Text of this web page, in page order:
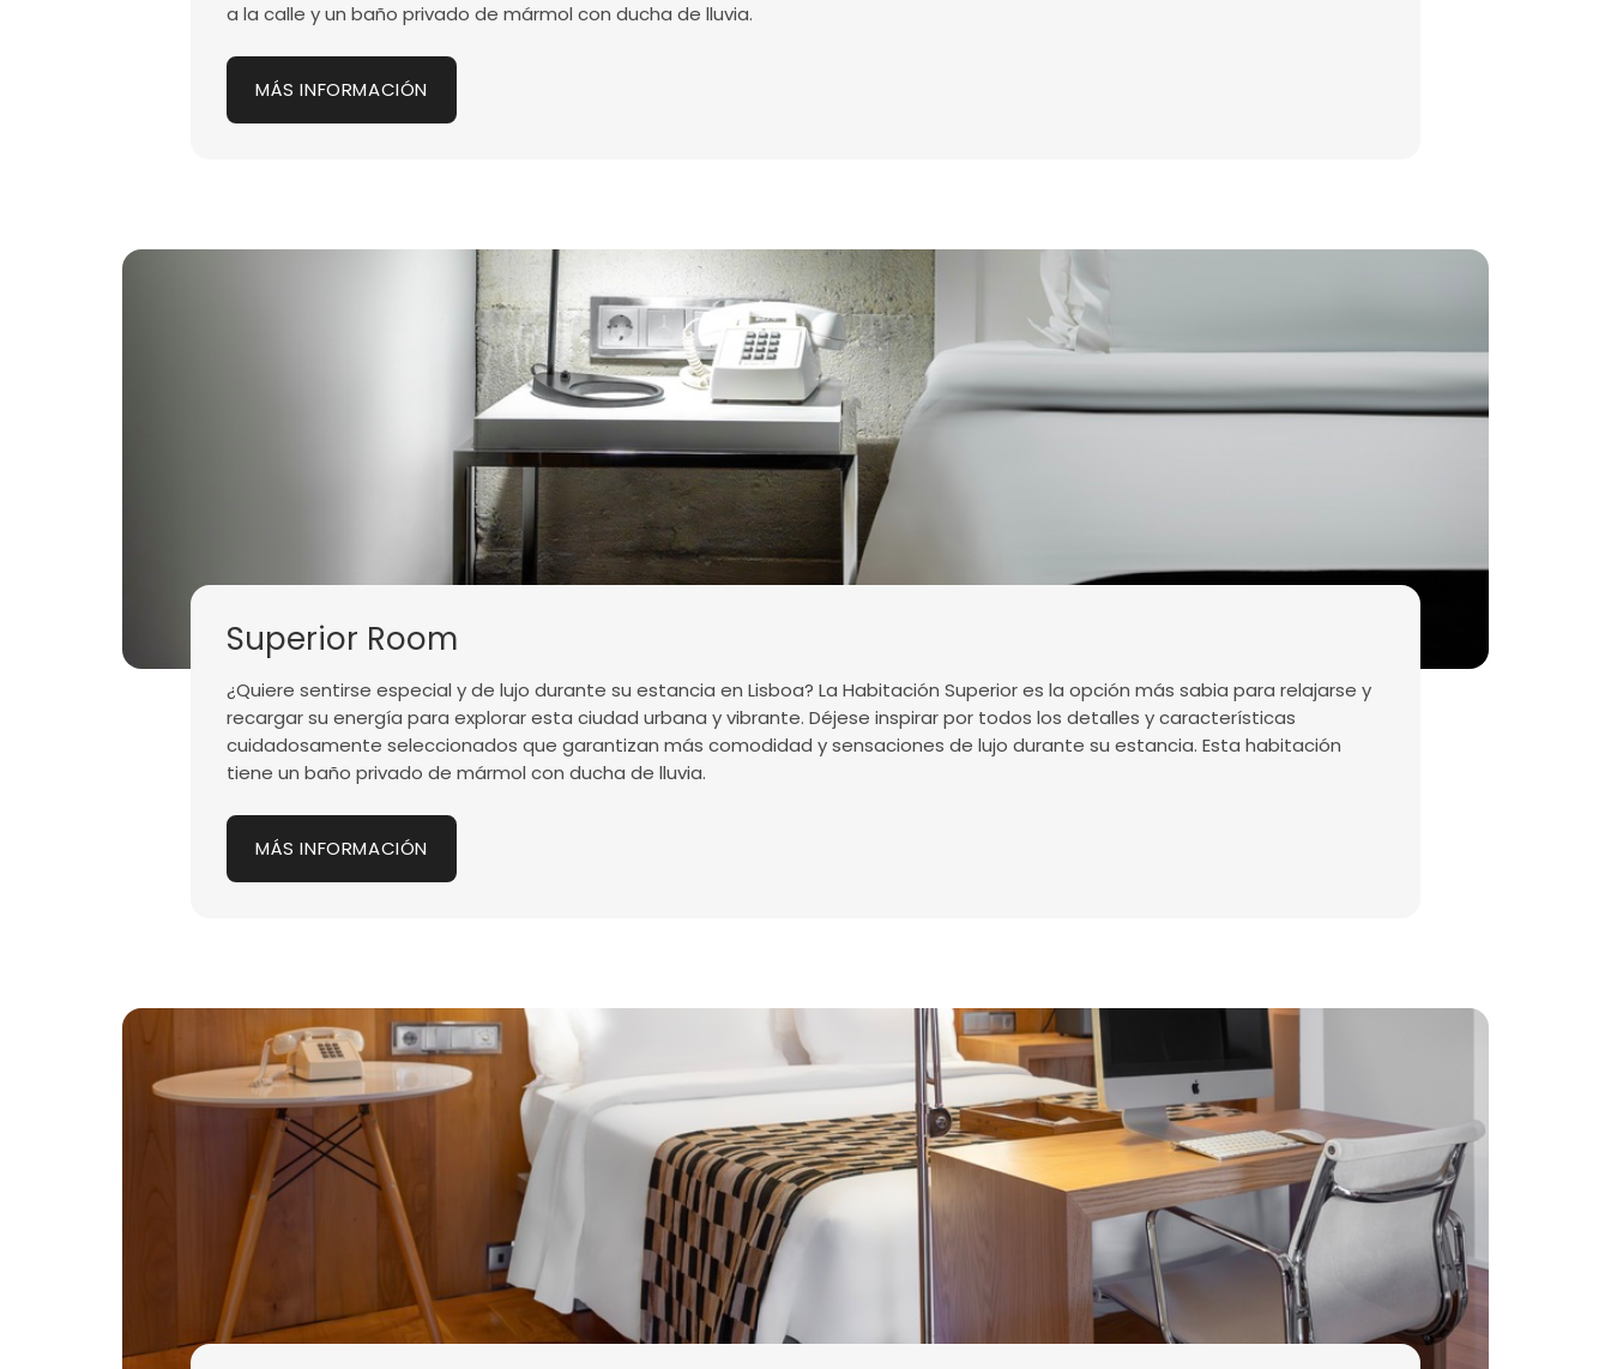
a la calle y un baño privado de mármol con ducha de lluvia.
MÁS INFORMACIÓN
Superior Room
¿Quiere sentirse especial y de lujo durante su estancia en Lisboa? La Habitación Superior es la opción más sabia para relajarse y
recargar su energía para explorar esta ciudad urbana y vibrante. Déjese inspirar por todos los detalles y características
cuidadosamente seleccionados que garantizan más comodidad y sensaciones de lujo durante su estancia. Esta habitación
tiene un baño privado de mármol con ducha de lluvia.
MÁS INFORMACIÓN